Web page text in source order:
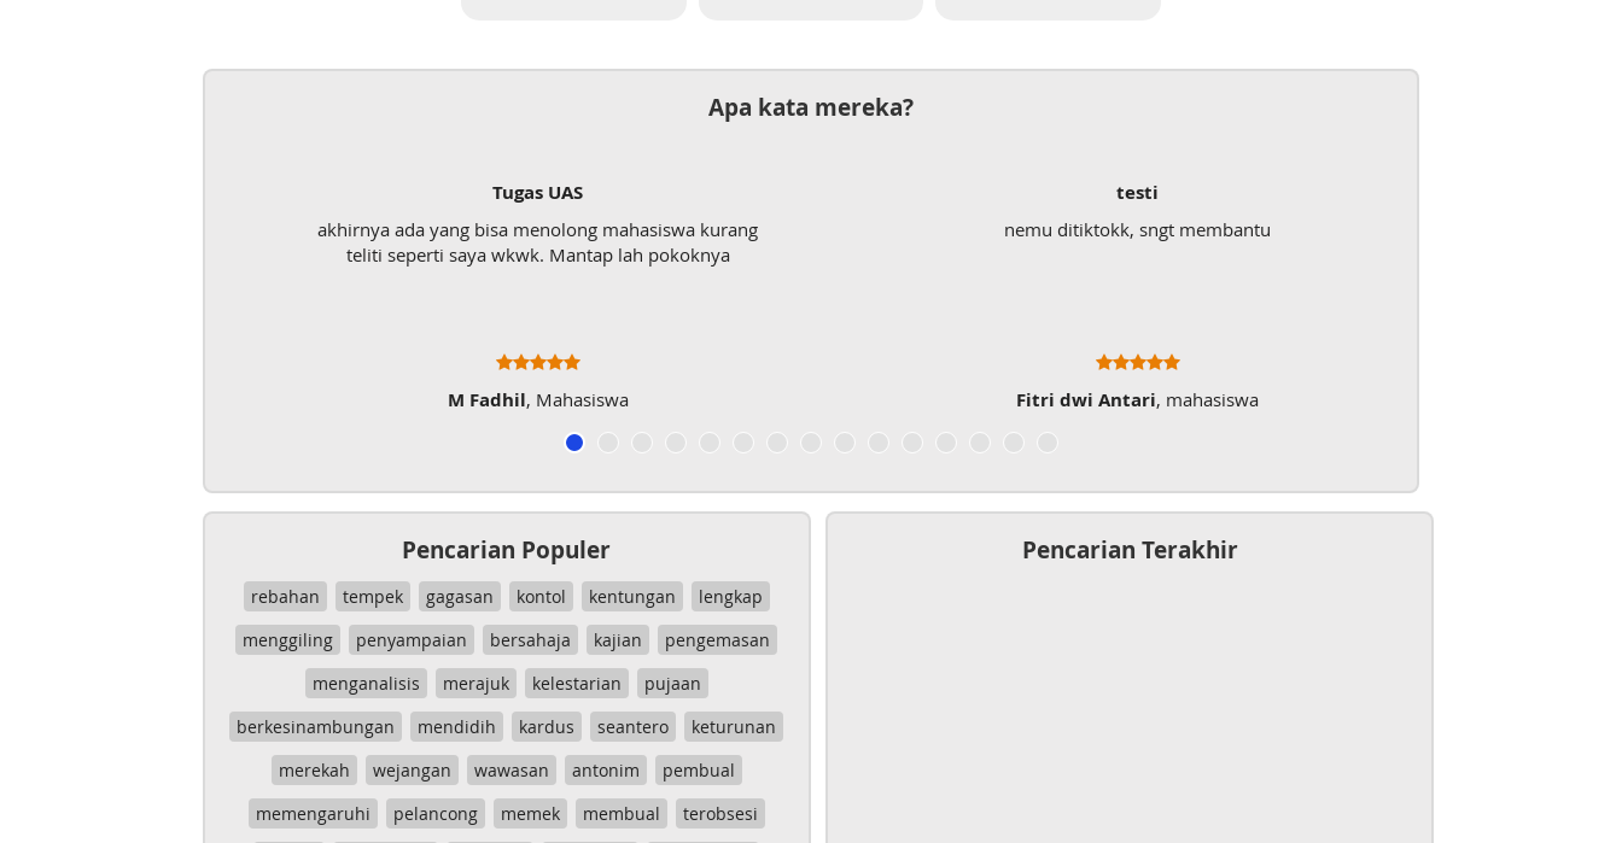
Apa kata mereka?
Tugas UAS
akhirnya ada yang bisa menolong mahasiswa kurang
teliti seperti saya wkwk. Mantap lah pokoknya
M Fadhil, Mahasiswa
testi
nemu ditiktokk, sngt membantu
Fitri dwi Antari, mahasiswa
Pencarian Populer
rebahan tempek gagasan kontol kentungan
lengkap
menggiling
penyampaian bersahaja kajian
pengemasan
menganalisis
merajuk kelestarian
pujaan
berkesinambungan
mendidih kardus seantero
keturunan
merekah
wejangan wawasan antonim
pembual
memengaruhi
pelancong memek membual
terobsesi
Pencarian Terakhir